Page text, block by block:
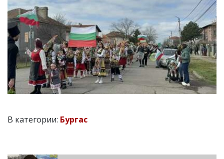
В категории: Бургас